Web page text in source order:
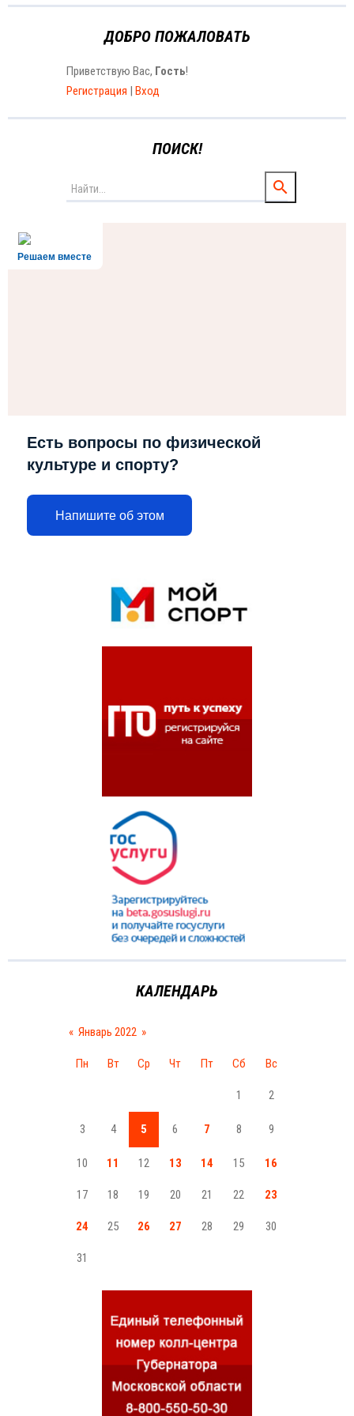
ДОБРО ПОЖАЛОВАТЬ
Приветствую Вас, Гость!
Регистрация | Вход
ПОИСК!
Решаем вместе
Есть вопросы по физической
культуре и спорту?
Напишите об этом
КАЛЕНДАРЬ
« Январь 2022 »
Пн Вт Ср Чт Пт Сб Вс
1 2
3 4 5 6 7 8 9
10 11 12 13 14 15 16
17 18 19 20 21 22 23
24 25 26 27 28 29 30
31